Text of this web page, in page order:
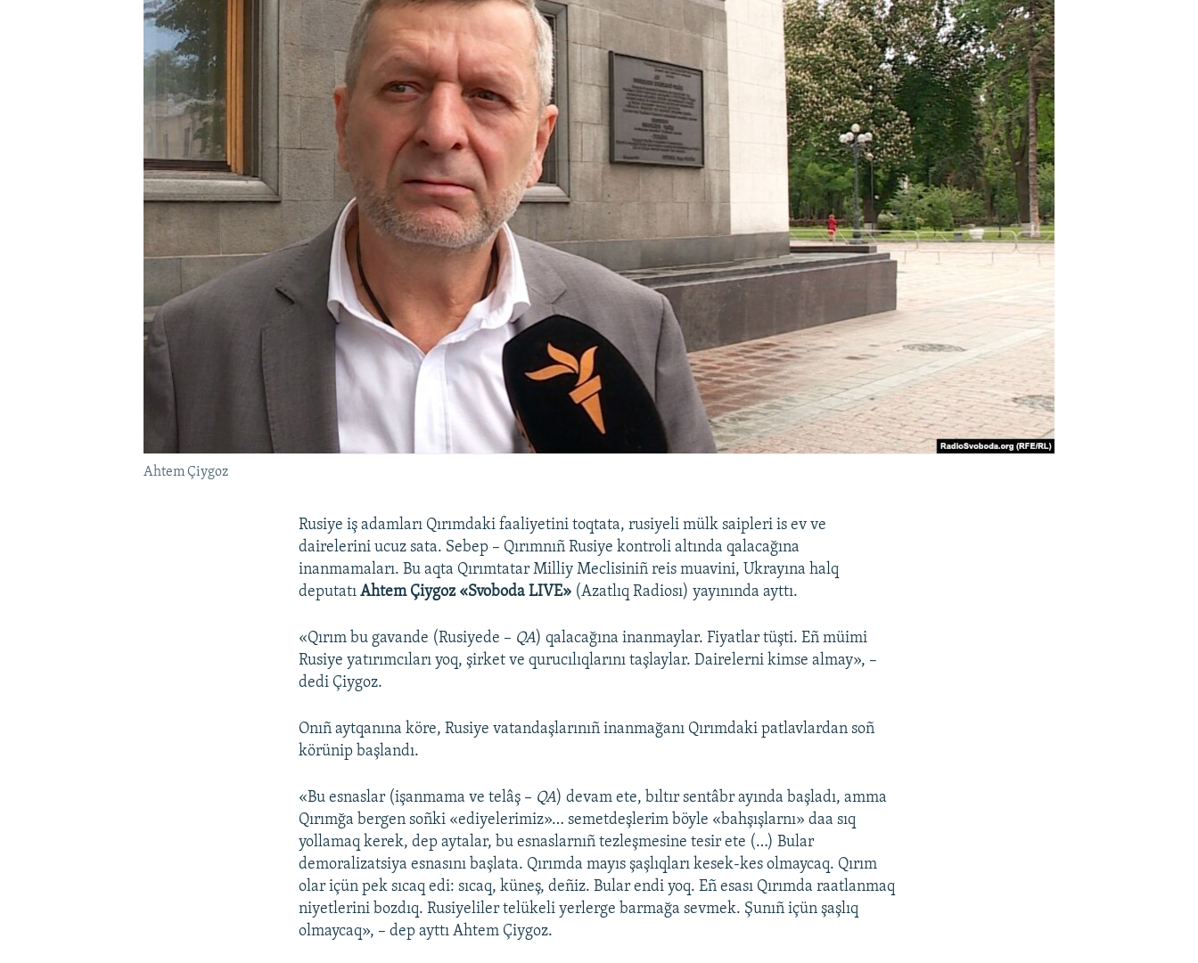
Ahtem Çiygoz
Rusiye iş adamları Qırımdaki faaliyetini toqtata, rusiyeli mülk saipleri is ev ve
dairelerini ucuz sata. Sebep – Qırımnıñ Rusiye kontroli altında qalacağına
inanmamaları. Bu aqta Qırımtatar Milliy Meclisiniñ reis muavini, Ukrayına halq
deputatıAhtem Çiygoz «Svoboda LIVE» (Azatlıq Radiosı) yayınında ayttı.
«Qırım bu gavande (Rusiyede – QA) qalacağına inanmaylar. Fiyatlar tüşti. Eñ müimi
Rusiye yatırımcıları yoq, şirket ve qurucılıqlarını taşlaylar. Dairelerni kimse almay», –
dedi Çiygoz.
Onıñ aytqanına köre, Rusiye vatandaşlarınıñ inanmağanı Qırımdaki patlavlardan soñ
körünip başlandı.
«Bu esnaslar (işanmama ve telâş – QA) devam ete, bıltır sentâbr ayında başladı, amma
Qırımğa bergen soñki «ediyelerimiz»… semetdeşlerim böyle «bahşışlarnı» daa sıq
yollamaq kerek, dep aytalar, bu esnaslarnıñ tezleşmesine tesir ete (…) Bular
demoralizatsiya esnasını başlata. Qırımda mayıs şaşlıqları kesek-kes olmaycaq. Qırım
olar içün pek sıcaq edi: sıcaq, küneş, deñiz. Bular endi yoq. Eñ esası Qırımda raatlanmaq
niyetlerini bozdıq. Rusiyeliler telükeli yerlerge barmağa sevmek. Şunıñ içün şaşlıq
olmaycaq», – dep ayttı Ahtem Çiygoz.